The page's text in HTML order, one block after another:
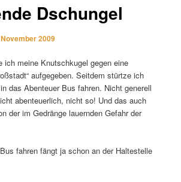
Dschungel
2009
ich meine Knutschkugel gegen eine
aufgegeben. Seitdem stürtze ich
das Abenteuer Bus fahren. Nicht generell
abenteuerlich, nicht so! Und das auch
der im Gedränge lauernden Gefahr der
fahren fängt ja schon an der Haltestelle